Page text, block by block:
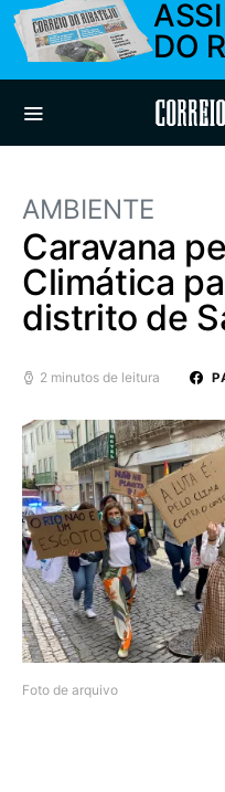
DO
AMBIENTE
Caravana
Climática
distrito de
2 minutos de leitura
Foto de arquivo